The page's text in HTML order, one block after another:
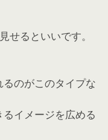
せるといいです。
のがこのタイプな
イメージを広める